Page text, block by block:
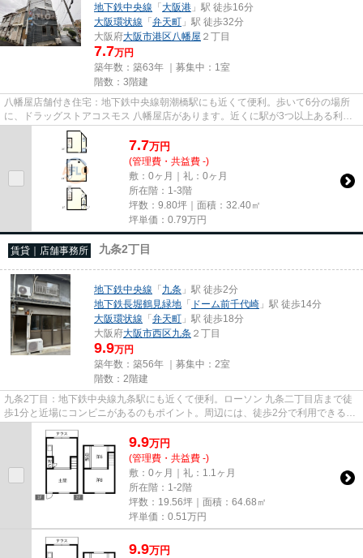
地下鉄中央線 「大阪港 」駅 徒歩16分
大阪環状線 「弁天町 」駅 徒歩32分
大阪府大阪市港区八幡屋 ２丁目
7.7万円
築年数：築63年 ｜募集中： 1室
階数：3階建
八幡屋店舗付き住宅：地下鉄中央線朝潮橋駅にも近くて便利。歩いて6分の場所
に、ドラッグストアコスモス 八幡屋店があります。近くに駅が3つ以上ある利便
性の高い物件です。駅まで徒歩...
7.7万円
(管理費・共益費 -)
敷：0ヶ月｜礼：0ヶ月
所在階：1-3階
坪数：9.80坪｜面積：32.40㎡
坪単価： 0.79万円
賃貸｜店舗事務所 九条2丁目
地下鉄中央線 「九条 」駅 徒歩2分
地下鉄長堀鶴見緑地 「 ドーム前千代崎 」駅 徒歩14分
大阪環状線 「弁天町 」駅 徒歩18分
大阪府大阪市西区九条 ２丁目
9.9万円
築年数：築56年 ｜募集中： 2室
階数：2階建
九条2丁目：地下鉄中央線九条駅にも近くて便利。ローソン 九条二丁目店まで徒
歩1分と近場にコンビニがあるのもポイント。周辺には、徒歩2分で利用できる駅
があります。駐車場までの距...
9.9万円
(管理費・共益費 -)
敷：0ヶ月｜礼：1.1ヶ月
所在階：1-2階
坪数：19.56坪｜面積：64.68㎡
坪単価： 0.51 万円
9.9万円